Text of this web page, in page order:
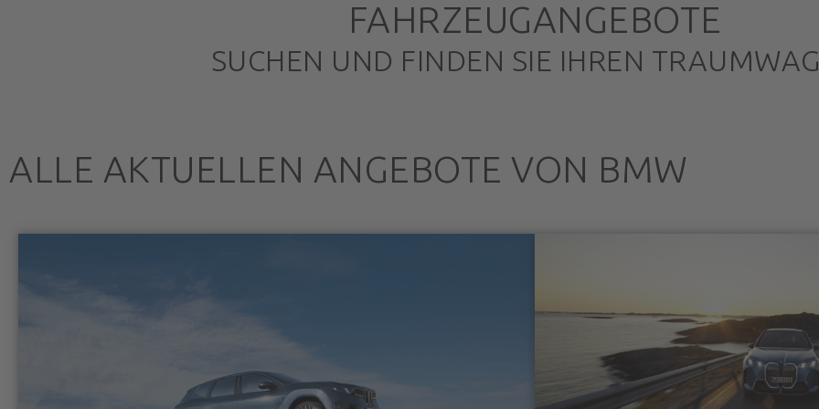
FAHRZEUGANGEBOTE
SUCHEN UND FINDEN SIE IHREN
ALLE AKTUELLEN ANGEBOTE VON BMW